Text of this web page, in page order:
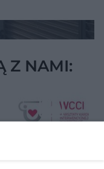
Z NAMI: